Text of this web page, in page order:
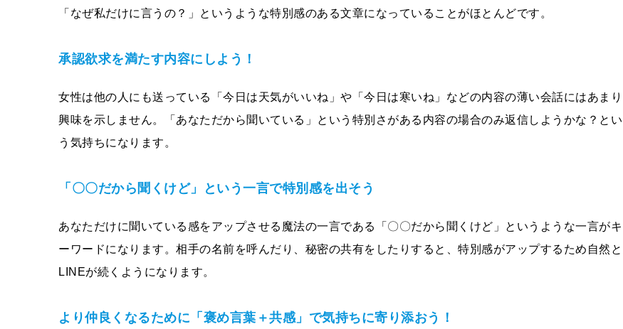
「なぜ私だけに言うの？」というような特別感のある文章になっていることがほとんどです。
承認欲求を満たす内容にしよう！
女性は他の人にも送っている「今日は天気がいいね」や「今日は寒いね」などの内容の薄い会話にはあまり
興味を示しません。「あなただから聞いている」という特別さがある内容の場合のみ返信しようかな？とい
う気持ちになります。
「〇〇だから聞くけど」という一言で特別感を出そう
あなただけに聞いている感をアップさせる魔法の一言である「〇〇だから聞くけど」というような一言がキ
ーワードになります。相手の名前を呼んだり、秘密の共有をしたりすると、特別感がアップするため自然と
LINEが続くようになります。
より仲良くなるために「褒め言葉＋共感」で気持ちに寄り添おう！